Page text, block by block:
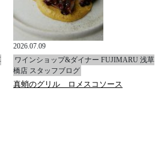
2026.07.09
ワインショップ&ダイナー FUJIMARU 浅草
橋店 スタッフブログ
真蛸のグリル ロメスコソース